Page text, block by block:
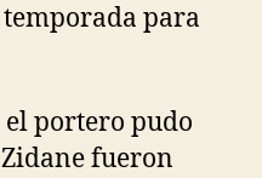
para
el portero pudo
fueron